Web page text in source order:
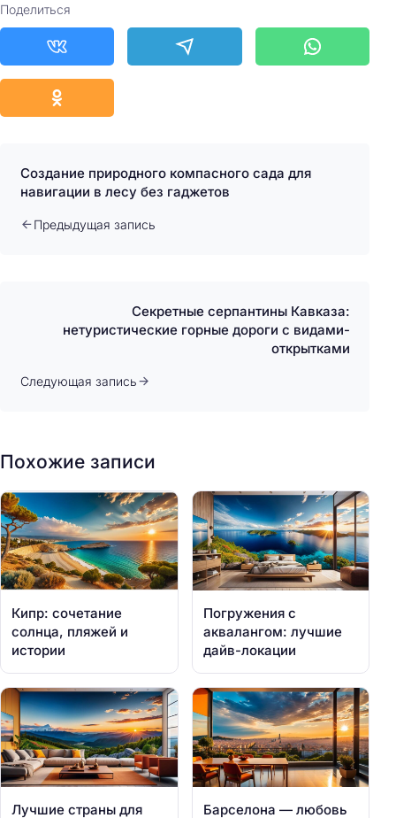
Поделиться
Создание природного компасного сада для
навигации в лесу без гаджетов
Предыдущая запись
Секретные серпантины Кавказа:
нетуристические горные дороги с видами-
открытками
Следующая запись
Похожие записи
Кипр: сочетание
солнца, пляжей и
истории
Погружения с
аквалангом: лучшие
дайв-локации
Лучшие страны для Барселона — любовь
и